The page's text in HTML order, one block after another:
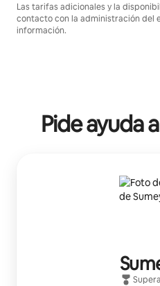
Las tarifas adicionales y la
contacto con la administración del
información.
Pide ayuda